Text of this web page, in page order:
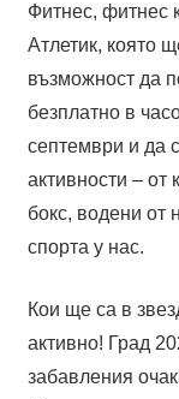
Фитнес, фитнес
Атлетик, която
възможност да
безплатно в
септември и да
активности – от
бокс, водени от
спорта у нас.
Кои ще са в
активно! Град
забавления